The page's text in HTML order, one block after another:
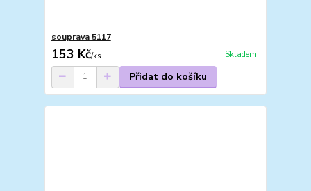
souprava 5117
153 Kč/ks Skladem
Přidat do košíku